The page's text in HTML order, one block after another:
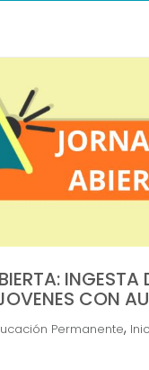
INGESTA
CON
Permanente,